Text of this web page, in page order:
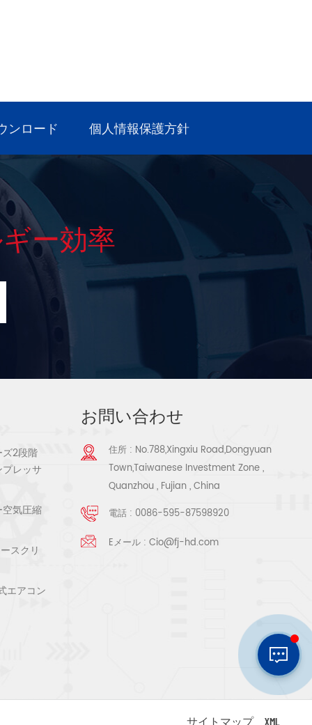
ンロード 個人情報保護方針
ー効率
2段階
レッサ
気圧縮
スクリ
エアコン
お問い合わせ
住所 : No.788,Xingxiu Road,Dongyuan
Town,Taiwanese Investment Zone ,
Quanzhou , Fujian , China
電話 : 0086-595-87598920
Eメール :Cio@fj-hd.com
サイトマップ XML